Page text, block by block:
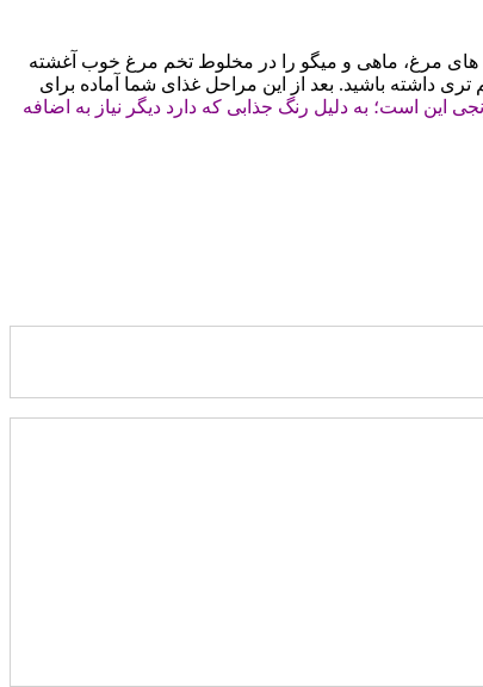
های مرغ، ماهی و میگو را در مخلوط تخم مرغ خوب آغشته
داشته باشید. بعد از این مراحل غذای شما آماده برای
این است؛ به دلیل رنگ جذابی که دارد دیگر نیاز به اضافه